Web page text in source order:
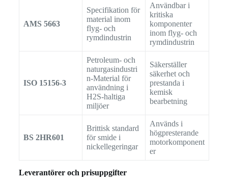
AMS 5663
Specifikation för
material inom
flyg- och
rymdindustrin
Användbar i
kritiska
komponenter
inom flyg- och
rymdindustrin
ISO 15156-3
Petroleum- och
naturgasindustri
n-Material för
användning i
H2S-haltiga
miljöer
Säkerställer
säkerhet och
prestanda i
kemisk
bearbetning
BS 2HR601
Brittisk standard
för smide i
nickellegeringar
Används i
högpresterande
motorkomponent
er
Leverantörer och prisuppgifter